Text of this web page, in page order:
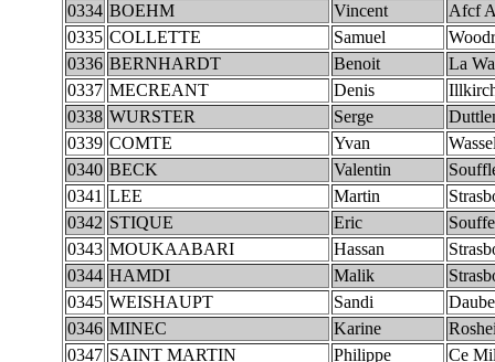
0334 BOEHM Vincent
Afcf
0335 COLLETTE Samuel
0336 BERNHARDT Benoit
La
0337 MECREANT Denis
0338 WURSTER Serge
0339 COMTE Yvan
0340 BECK Valentin
0341 LEE Martin
0342 STIQUE Eric
0343 MOUKAABARI Hassan
0344 HAMDI Malik
0345 WEISHAUPT Sandi
0346 MINEC Karine
0347 SAINT MARTIN Philippe
Ce